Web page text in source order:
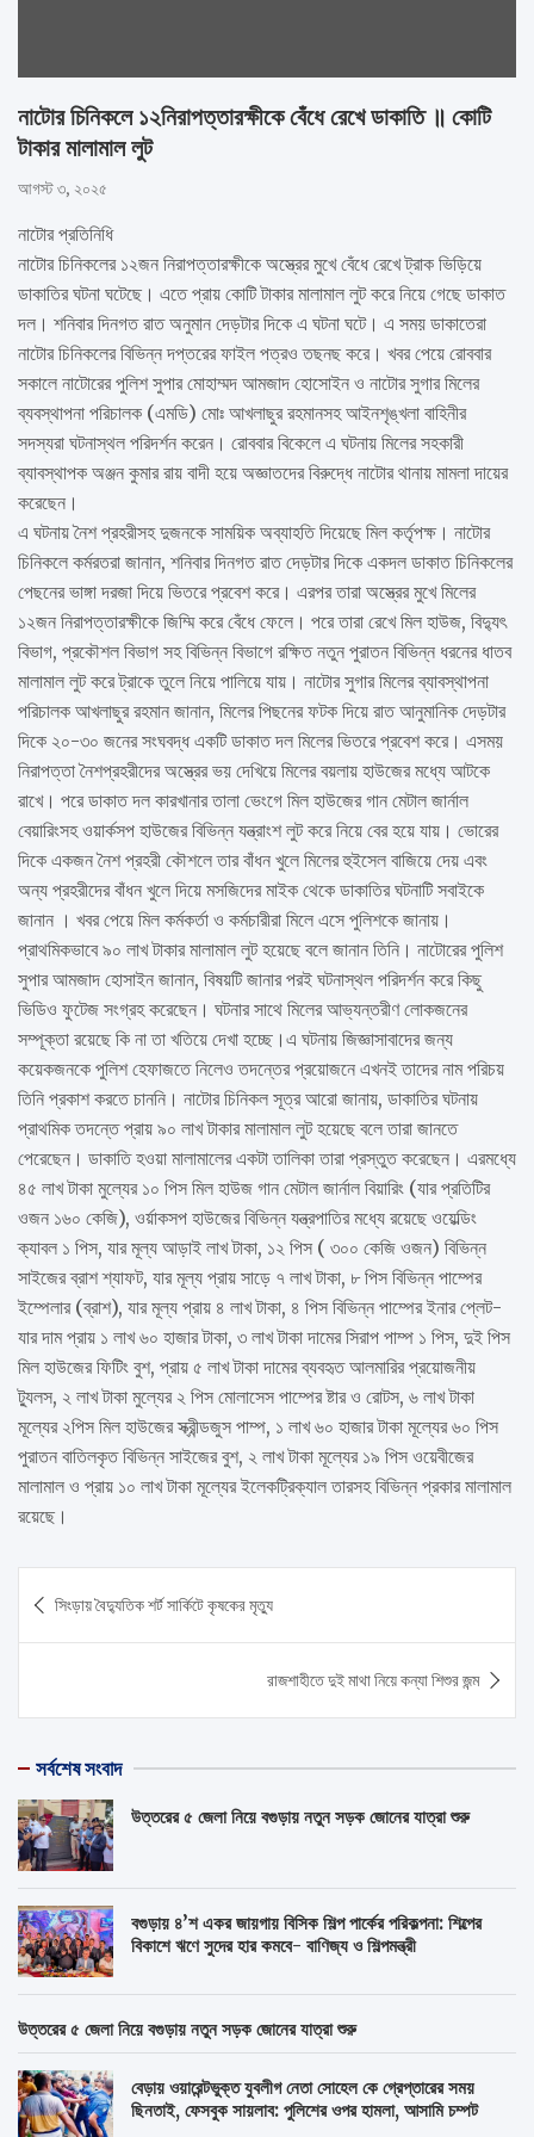
নাটোর চিনিকলে ১২নিরাপত্তারক্ষীকে বেঁধে রেখে ডাকাতি ॥ কোটি
টাকার মালামাল লুট
আগস্ট ৩, ২০২৫
নাটোর প্রতিনিধি
নাটোর চিনিকলের ১২জন নিরাপত্তারক্ষীকে অস্ত্রের মুখে বেঁধে রেখে ট্রাক ভিড়িয়ে
ডাকাতির ঘটনা ঘটেছে। এতে প্রায় কোটি টাকার মালামাল লুট করে নিয়ে গেছে ডাকাত
দল। শনিবার দিনগত রাত অনুমান দেড়টার দিকে এ ঘটনা ঘটে। এ সময় ডাকাতেরা
নাটোর চিনিকলের বিভিন্ন দপ্তরের ফাইল পত্রও তছনছ করে। খবর পেয়ে রোববার
সকালে নাটোরের পুলিশ সুপার মোহাম্মদ আমজাদ হোসোইন ও নাটোর সুগার মিলের
ব্যবস্থাপনা পরিচালক (এমডি) মোঃ আখলাছুর রহমানসহ আইনশৃঙ্খলা বাহিনীর
সদস্যরা ঘটনাস্থল পরিদর্শন করেন। রোববার বিকেলে এ ঘটনায় মিলের সহকারী
ব্যাবস্থাপক অঞ্জন কুমার রায় বাদী হয়ে অজ্ঞাতদের বিরুদ্ধে নাটোর থানায় মামলা দায়ের
করেছেন।
এ ঘটনায় নৈশ প্রহরীসহ দুজনকে সাময়িক অব্যাহতি দিয়েছে মিল কর্তৃপক্ষ। নাটোর
চিনিকলে কর্মরতরা জানান, শনিবার দিনগত রাত দেড়টার দিকে একদল ডাকাত চিনিকলের
পেছনের ভাঙ্গা দরজা দিয়ে ভিতরে প্রবেশ করে। এরপর তারা অস্ত্রের মুখে মিলের
১২জন নিরাপত্তারক্ষীকে জিম্মি করে বেঁধে ফেলে। পরে তারা রেখে মিল হাউজ, বিদ্যুৎ
বিভাগ, প্রকৌশল বিভাগ সহ বিভিন্ন বিভাগে রক্ষিত নতুন পুরাতন বিভিন্ন ধরনের ধাতব
মালামাল লুট করে ট্রাকে তুলে নিয়ে পালিয়ে যায়। নাটোর সুগার মিলের ব্যাবস্থাপনা
পরিচালক আখলাছুর রহমান জানান, মিলের পিছনের ফটক দিয়ে রাত আনুমানিক দেড়টার
দিকে ২০-৩০ জনের সংঘবদ্ধ একটি ডাকাত দল মিলের ভিতরে প্রবেশ করে। এসময়
নিরাপত্তা নৈশপ্রহরীদের অস্ত্রের ভয় দেখিয়ে মিলের বয়লায় হাউজের মধ্যে আটকে
রাখে। পরে ডাকাত দল কারখানার তালা ভেংগে মিল হাউজের গান মেটাল জার্নাল
বেয়ারিংসহ ওয়ার্কসপ হাউজের বিভিন্ন যন্ত্রাংশ লুট করে নিয়ে বের হয়ে যায়। ভোরের
দিকে একজন নৈশ প্রহরী কৌশলে তার বাঁধন খুলে মিলের হুইসেল বাজিয়ে দেয় এবং
অন্য প্রহরীদের বাঁধন খুলে দিয়ে মসজিদের মাইক থেকে ডাকাতির ঘটনাটি সবাইকে
জানান । খবর পেয়ে মিল কর্মকর্তা ও কর্মচারীরা মিলে এসে পুলিশকে জানায়।
প্রাথমিকভাবে ৯০ লাখ টাকার মালামাল লুট হয়েছে বলে জানান তিনি। নাটোরের পুলিশ
সুপার আমজাদ হোসাইন জানান, বিষয়টি জানার পরই ঘটনাস্থল পরিদর্শন করে কিছু
ভিডিও ফুটেজ সংগ্রহ করেছেন। ঘটনার সাথে মিলের আভ্যন্তরীণ লোকজনের
সম্পূক্তা রয়েছে কি না তা খতিয়ে দেখা হচ্ছে।এ ঘটনায় জিজ্ঞাসাবাদের জন্য
কয়েকজনকে পুলিশ হেফাজতে নিলেও তদন্তের প্রয়োজনে এখনই তাদের নাম পরিচয়
তিনি প্রকাশ করতে চাননি। নাটোর চিনিকল সূত্র আরো জানায়, ডাকাতির ঘটনায়
প্রাথমিক তদন্তে প্রায় ৯০ লাখ টাকার মালামাল লুট হয়েছে বলে তারা জানতে
পেরেছেন। ডাকাতি হওয়া মালামালের একটা তালিকা তারা প্রস্তুত করেছেন। এরমধ্যে
৪৫ লাখ টাকা মুল্যের ১০ পিস মিল হাউজ গান মেটাল জার্নাল বিয়ারিং (যার প্রতিটির
ওজন ১৬০ কেজি), ওর্য়াকসপ হাউজের বিভিন্ন যন্ত্রপাতির মধ্যে রয়েছে ওয়েল্ডিং
ক্যাবল ১ পিস, যার মূল্য আড়াই লাখ টাকা, ১২ পিস ( ৩০০ কেজি ওজন) বিভিন্ন
সাইজের ব্রাশ শ্যাফট, যার মূল্য প্রায় সাড়ে ৭ লাখ টাকা, ৮ পিস বিভিন্ন পাম্পের
ইম্পেলার (ব্রাশ), যার মূল্য প্রায় ৪ লাখ টাকা, ৪ পিস বিভিন্ন পাম্পের ইনার প্লেট-
যার দাম প্রায় ১ লাখ ৬০ হাজার টাকা, ৩ লাখ টাকা দামের সিরাপ পাম্প ১ পিস, দুই পিস
মিল হাউজের ফিটিং বুশ, প্রায় ৫ লাখ টাকা দামের ব্যবহৃত আলমারির প্রয়োজনীয়
ট্যুলস, ২ লাখ টাকা মুল্যের ২ পিস মোলাসেস পাম্পের ষ্টার ও রোটস, ৬ লাখ টাকা
মূল্যের ২পিস মিল হাউজের স্ক্রীন্ডজুস পাম্প, ১ লাখ ৬০ হাজার টাকা মূল্যের ৬০ পিস
পুরাতন বাতিলকৃত বিভিন্ন সাইজের বুশ, ২ লাখ টাকা মূল্যের ১৯ পিস ওয়েবীজের
মালামাল ও প্রায় ১০ লাখ টাকা মূল্যের ইলেকট্রিক্যাল তারসহ বিভিন্ন প্রকার মালামাল
রয়েছে।
navigation
সিংড়ায় বৈদ্যুতিক শর্ট সার্কিটে কৃষকের মৃত্যু
রাজশাহীতে দুই মাথা নিয়ে কন্যা শিশুর জন্ম
সর্বশেষ সংবাদ
উত্তরের ৫ জেলা নিয়ে বগুড়ায় নতুন সড়ক জোনের যাত্রা শুরু
বগুড়ায় ৪’শ একর জায়গায় বিসিক শিল্প পার্কের পরিকল্পনা: শিল্পের
বিকাশে ঋণে সুদের হার কমবে- বাণিজ্য ও শিল্পমন্ত্রী
উত্তরের ৫ জেলা নিয়ে বগুড়ায় নতুন সড়ক জোনের যাত্রা শুরু
বেড়ায় ওয়ারেন্টভুক্ত যুবলীগ নেতা সোহেল কে গ্রেপ্তারের সময়
ছিনতাই, ফেসবুক সায়লাব: পুলিশের ওপর হামলা, আসামি চম্পট